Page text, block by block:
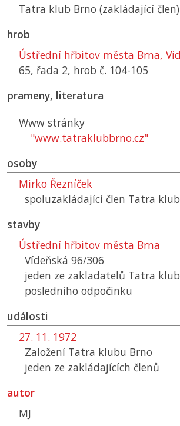
Tatra klub Brno (zakládající člen)
hrob
Ústřední hřbitov města Brna,
65, řada 2, hrob č. 104-105
prameny, literatura
Www stránky
"www.tatraklubbrno.cz"
osoby
Mirko Řezníček
spoluzakládající člen Tatra
stavby
Ústřední hřbitov města Brna
Vídeňská 96/306
jeden ze zakladatelů Tatra
posledního odpočinku
události
27. 11. 1972
Založení Tatra klubu Brno
jeden ze zakládajících členů
autor
MJ